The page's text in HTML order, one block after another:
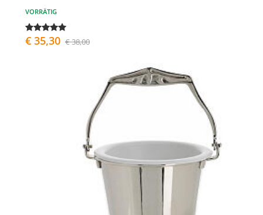
VORRÄTIG
€ 35,30 € 38,00